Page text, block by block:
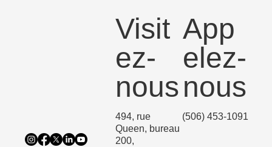
Visit
ez-
nous
494, rue
Queen, bureau
200,
App
elez-
nous
(506) 453-1091